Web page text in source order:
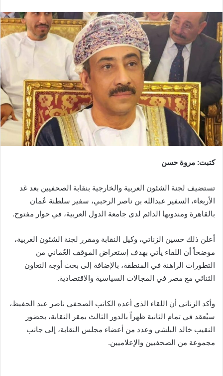
إلكترونيا
كتبت: مروة حسن
تستضيف لجنة الشئون العربية والخارجية بنقابة الصحفيين بعد غد
الأربعاء، السفير عبدالله بن ناصر الرحبي، سفير سلطنة عُمان
بالقاهرة ومندوبها الدائم لدى جامعة الدول العربية، في حوار مفتوح.
أعلن ذلك حسين الزناتي، وكيل النقابة ومقرر لجنة الشئون العربية،
موضحاً أن اللقاء يأتي بهدف إستعراض الموقف العُماني من
التطورات الراهنة في المنطقة، بالإضافة إلى بحث أوجه التعاون
الثنائي مع مصر في المجالات السياسية والاقتصادية.
وأكد الزناتي أن اللقاء الذي أعده الكاتب الصحفي ناصر عبد الحفيظ،
سيُعقد في تمام الثانية ظهراً بالدور الثالث بمقر النقابة، بحضور
النقيب خالد البلشي وعدد من أعضاء مجلس النقابة، إلى جانب
مجموعة من الصحفيين والإعلاميين.